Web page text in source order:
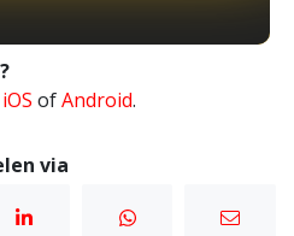
iOS ofAndroid.
via